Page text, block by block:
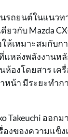
นรถยนต์ในแนวท
วกับ Mazda
ห้เหมาะสมกับก
แหล่งพลังงานห
ห้องโดยสาร เค
หน้า มีระยะทำก
Takeuchi ออกม
องของความแข็